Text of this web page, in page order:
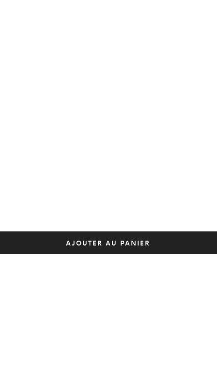
AJOUTER AU PANIER